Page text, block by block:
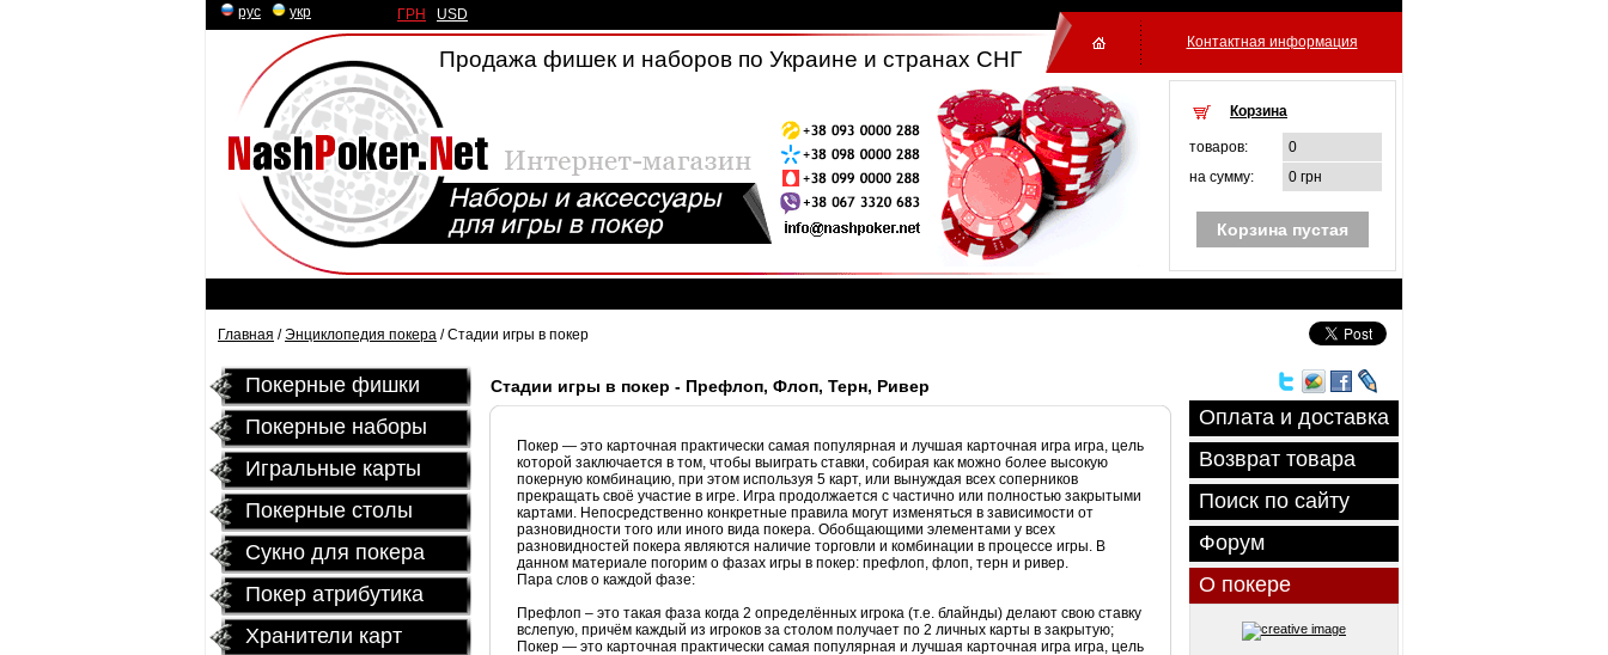
рус укр ГРН USD
Продажа фишек и наборов по Украине и странах СНГ
Контактная информация
Корзина
товаров:
0
на сумму:
0 грн
Корзина пустая
Главная /Энциклопедия покера / Стадии игры в покер
Покерные фишки
Покерные наборы
Игральные карты
Покерные столы
Сукно для покера
Покер атрибутика
Хранители карт
Стадии игры в покер - Префлоп, Флоп, Терн, Ривер
Покер — это карточная практически самая популярная и лучшая карточная игра игра, цель
которой заключается в том, чтобы выиграть ставки, собирая как можно более высокую
покерную комбинацию, при этом используя 5 карт, или вынуждая всех соперников
прекращать своё участие в игре. Игра продолжается с частично или полностью закрытыми
картами. Непосредственно конкретные правила могут изменяться в зависимости от
разновидности того или иного вида покера. Обобщающими элементами у всех
разновидностей покера являются наличие торговли и комбинации в процессе игры. В
данном материале погорим о фазах игры в покер: префлоп, флоп, терн и ривер.
Пара слов о каждой фазе:
Префлоп – это такая фаза когда 2 определённых игрока (т.е. блайнды) делают свою ставку
вслепую, причём каждый из игроков за столом получает по 2 личных карты в закрытую;
Покер — это карточная практически самая популярная и лучшая карточная игра игра, цель
Оплата и доставка
Возврат товара
Поиск по сайту
Форум
О покере